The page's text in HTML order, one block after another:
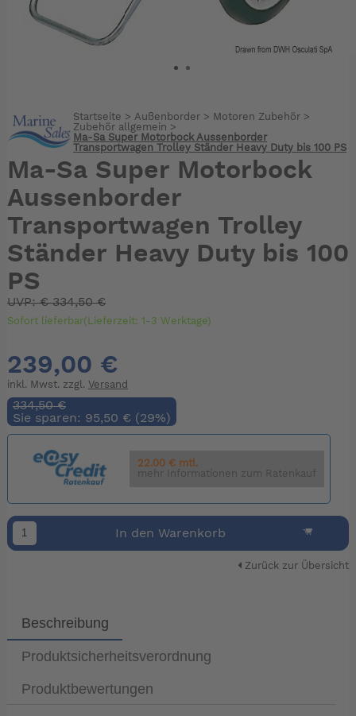
Startseite >Außenborder > Motoren Zubehör >
Zubehör allgemein >
Ma-Sa Super Motorbock Aussenborder
Transportwagen Trolley Ständer Heavy Duty bis 100 PS
Ma-Sa Super Motorbock
Aussenborder
Transportwagen Trolley
Ständer Heavy Duty bis 100
PS
UVP:€334,50 €
Sofort lieferbar(Lieferzeit: 1-3 Werktage)
239,00 €
inkl. Mwst. zzgl. Versand
334,50 €
Sie sparen: 95,50 € (29%)
22.00 € mtl.
mehr Informationen zum Ratenkauf
In den Warenkorb
Zurück zur Übersicht
Beschreibung
Produktsicherheitsverordnung
Produktbewertungen